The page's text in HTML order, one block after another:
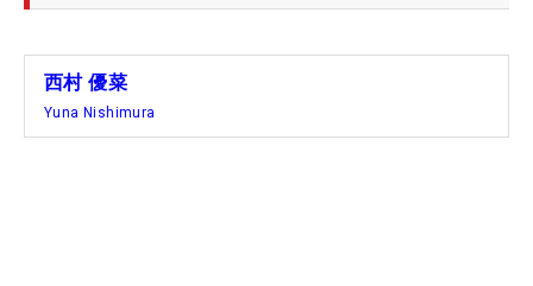
西村 優菜
Yuna Nishimura